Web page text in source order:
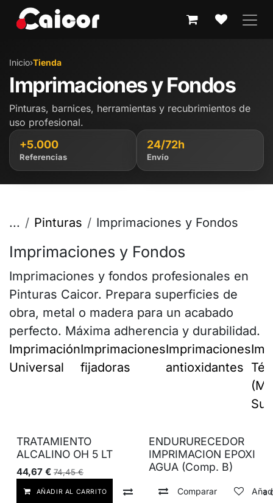
Inicio›Tienda
Imprimaciones y Fondos
Pinturas, barnices, herramientas y recubrimientos de
uso profesional.
+5.000
Referencias
24/72h
Envío
... Pinturas Imprimaciones y Fondos
Imprimaciones y Fondos
Imprimaciones y fondos profesionales en
Pinturas Caicor. Prepara superficies de
obra, metal o madera para un acabado
perfecto. Máxima adherencia y durabilidad.
Imprimación
Universal
Imprimaciones
fijadoras
Imprimaciones
antioxidantes
TRATAMIENTO
ALCALINO OH 5 LT
44,67 € 74,45€
AÑADIR AL CARRITO Comparar Añadir a lista
ENDURURECEDOR
IMPRIMACION EPOXI
AGUA (Comp. B)
Comparar